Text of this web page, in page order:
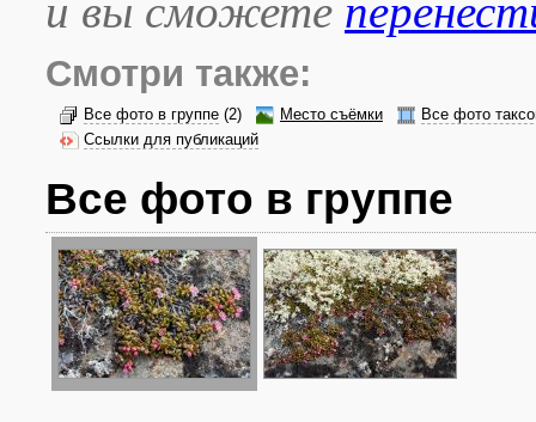
и вы сможете
Смотри также:
Все фото в группе (2) Место съёмки
Все фото
Ссылки для публикаций
Все фото в группе